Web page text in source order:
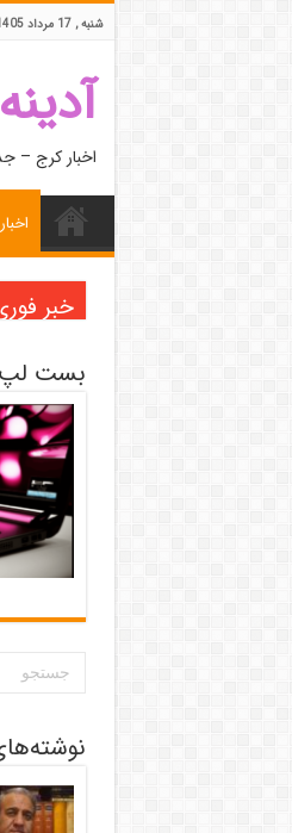
شنبه , 17 مرداد 1405
اخبار کرج –
اخبار
خبر
بست لپ